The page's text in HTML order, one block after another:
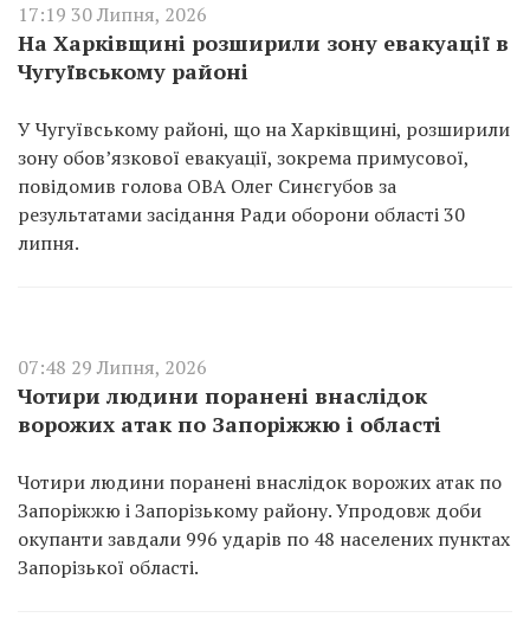
17:19 30 Липня, 2026
На Харківщині розширили зону евакуації в
Чугуївському районі
У Чугуївському районі, що на Харківщині, розширили
зону обов’язкової евакуації, зокрема примусової,
повідомив голова ОВА Олег Синєгубов за
результатами засідання Ради оборони області 30
липня.
07:48 29 Липня, 2026
Чотири людини поранені внаслідок
ворожих атак по Запоріжжю і області
Чотири людини поранені внаслідок ворожих атак по
Запоріжжю і Запорізькому району. Упродовж доби
окупанти завдали 996 ударів по 48 населених пунктах
Запорізької області.